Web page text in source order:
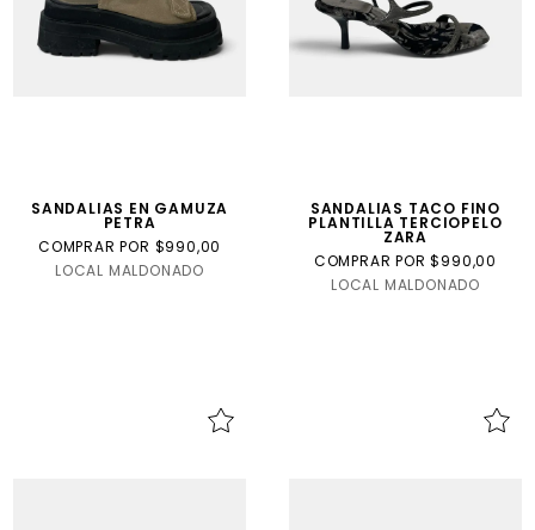
SANDALIAS EN GAMUZA
PETRA
COMPRAR POR $990,00
LOCAL MALDONADO
SANDALIAS TACO FINO
PLANTILLA TERCIOPELO
ZARA
COMPRAR POR $990,00
LOCAL MALDONADO